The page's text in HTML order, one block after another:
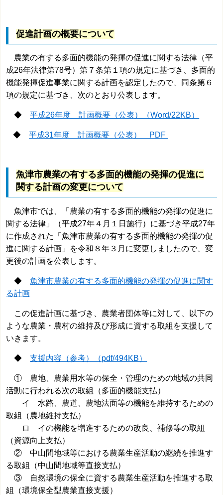
促進計画の概要について
農業の有する多面的機能の発揮の促進に関する法律（平
成26年法律第78号）第７条第１項の規定に基づき、多面的
機能発揮促進事業に関する計画を認定したので、同条第６
項の規定に基づき、次のとおり公表します。
◆平成26年度 計画概要（公表）（Word/22KB）
◆平成31年度 計画概要（公表） PDF
魚津市農業の有する多面的機能の発揮の促進に
関する計画の変更について
魚津市では、「農業の有する多面的機能の発揮の促進に
関する法律」（平成27年４月１日施行）に基づき平成27年
に作成された「魚津市農業の有する多面的機能の発揮の促
進に関する計画」を令和 ８年３月に変更しましたので、変
更後の計画を公表します。
◆魚津市農業の有する多面的機能の発揮の促進に関す
る計画
この促進計画に基づき、農業者団体等に対して、以下の
ような農業・農村の維持及び形成に資する取組を支援して
いきます。
◆支援内容（参考）（pdf/494KB）
① 農地、農業用水等の保全・管理のための地域の共同
活動に行われる次の取組（多面的機能支払）
イ 水路、農道、農地法面等の機能を維持するための
取組（農地維持支払）
ロ イの機能を増進するための改良、補修等の取組
（資源向上支払）
② 中山間地域等における農業生産活動の継続を推進す
る取組（中山間地域等直接支払）
③ 自然環境の保全に資する農業生産活動を推進する取
組（環境保全型農業直接支援）